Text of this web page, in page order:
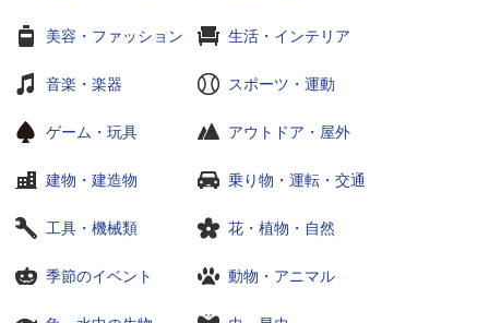
美容・ファッション 生活・インテリア
音楽・楽器 スポーツ・運動
ゲーム・玩具 アウトドア・屋外
建物・建造物 乗り物・運転・交通
工具・機械類 花・植物・自然
季節のイベント 動物・アニマル